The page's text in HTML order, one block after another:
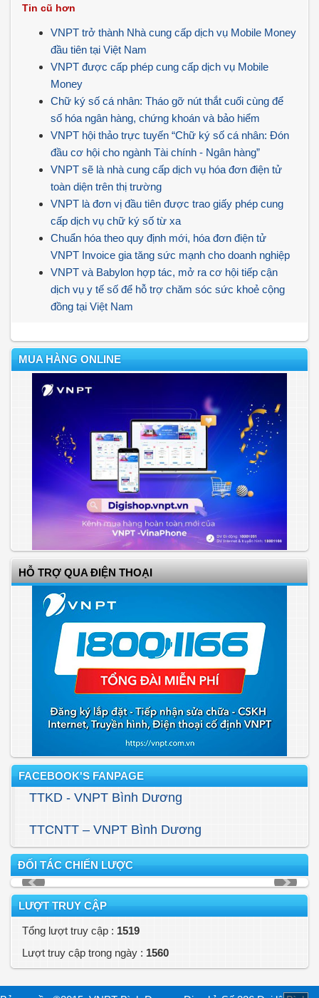
Tin cũ hơn
VNPT trở thành Nhà cung cấp dịch vụ Mobile Money
đầu tiên tại Việt Nam
VNPT được cấp phép cung cấp dịch vụ Mobile
Money
Chữ ký số cá nhân: Tháo gỡ nút thắt cuối cùng để
số hóa ngân hàng, chứng khoán và bảo hiểm
VNPT hội thảo trực tuyến “Chữ ký số cá nhân: Đón
đầu cơ hội cho ngành Tài chính - Ngân hàng”
VNPT sẽ là nhà cung cấp dịch vụ hóa đơn điện tử
toàn diện trên thị trường
VNPT là đơn vị đầu tiên được trao giấy phép cung
cấp dịch vụ chữ ký số từ xa
Chuẩn hóa theo quy định mới, hóa đơn điện tử
VNPT Invoice gia tăng sức mạnh cho doanh nghiệp
VNPT và Babylon hợp tác, mở ra cơ hội tiếp cận
dịch vụ y tế số để hỗ trợ chăm sóc sức khoẻ cộng
đồng tại Việt Nam
MUA HÀNG ONLINE
HỖ TRỢ QUA ĐIỆN THOẠI
FACEBOOK'S FANPAGE
TTKD - VNPT Bình Dương
TTCNTT – VNPT Bình Dương
ĐỐI TÁC CHIẾN LƯỢC
LƯỢT TRUY CẬP
Tổng lượt truy cập : 1519
Lượt truy cập trong ngày : 1560